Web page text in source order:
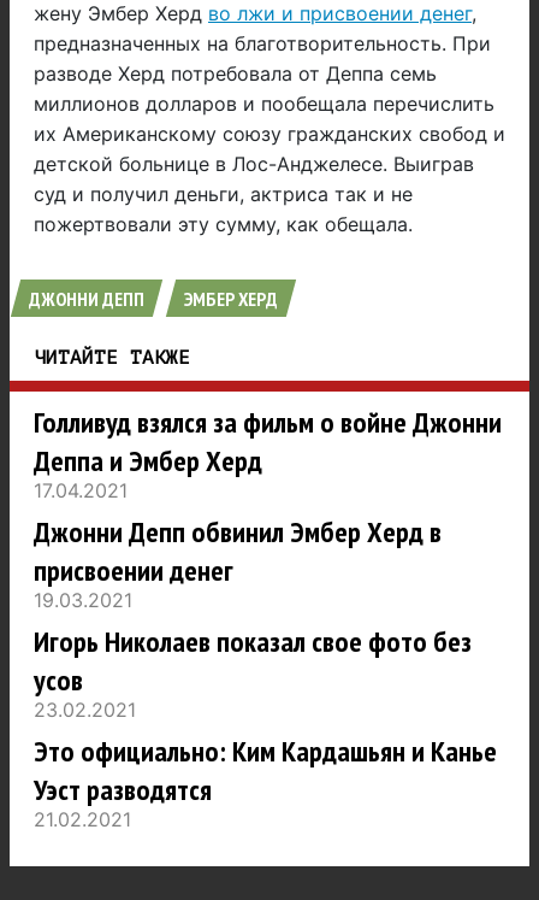
жену Эмбер Херд во лжи и присвоении денег,
предназначенных на благотворительность. При
разводе Херд потребовала от Деппа семь
миллионов долларов и пообещала перечислить
их Американскому союзу гражданских свобод и
детской больнице в Лос-Анджелесе. Выиграв
суд и получил деньги, актриса так и не
пожертвовали эту сумму, как обещала.
ДЖОННИ ДЕПП ЭМБЕР ХЕРД
ЧИТАЙТЕ ТАКЖЕ
Голливуд взялся за фильм о войне Джонни
Деппа и Эмбер Херд
17.04.2021
Джонни Депп обвинил Эмбер Херд в
присвоении денег
19.03.2021
Игорь Николаев показал свое фото без
усов
23.02.2021
Это официально: Ким Кардашьян и Канье
Уэст разводятся
21.02.2021